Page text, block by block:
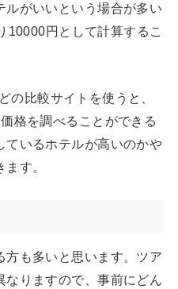
ルがいいという場合が多い
10000円として計算するこ
の比較サイトを使うと、
格を調べることができる
ているホテルが高いのかや
す。
方も多いと思います。ツア
りますので、事前にどん